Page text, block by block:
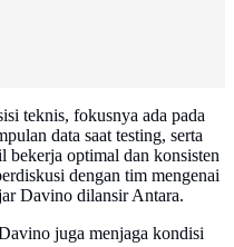
teknis, fokusnya ada pada
data saat testing, serta
bekerja optimal dan konsisten
dengan tim mengenai
Davino dilansir Antara.
juga menjaga kondisi